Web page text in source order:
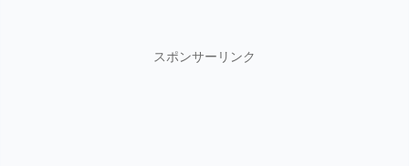
スポンサーリンク